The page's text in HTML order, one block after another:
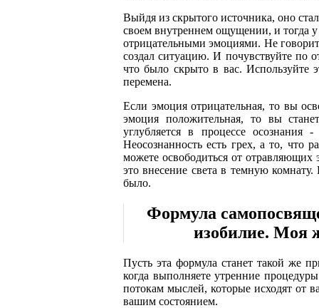
Выйдя из скрытого источника, оно
своем внутреннем ощущении, и тогда
отрицательными эмоциями. Не
создал ситуацию. И почувствуйте по
что было скрыто в вас.
перемена.
Если эмоция отрицательная, то вы
эмоция положительная, то вы
углубляется в процессе осознания
Неосознанность есть грех, а то, что
можете освободиться от
это внесение света в темную комнату.
было.
Формула
изобилие. Моя
Пусть эта формула станет такой же
когда выполняете утренние
потокам мыслей, которые исходят от
вашим состоянием.